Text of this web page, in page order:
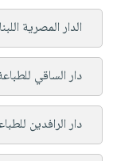
الدار المصرية
دار الساقي
دار الرافدين